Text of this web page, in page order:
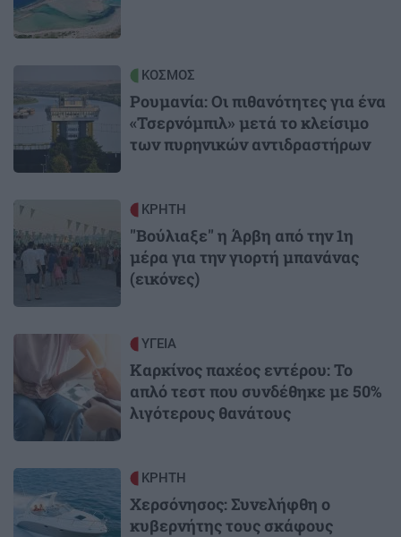
ΚΟΣΜΟΣ
Ρουμανία: Οι πιθανότητες για ένα
«Τσερνόμπιλ» μετά το κλείσιμο
των πυρηνικών αντιδραστήρων
Image ΚΡΗΤΗ
"Βούλιαξε" η Άρβη από την 1η
μέρα για την γιορτή μπανάνας
(εικόνες)
ΥΓΕΙΑ
Καρκίνος παχέος εντέρου: Το
απλό τεστ που συνδέθηκε με 50%
λιγότερους θανάτους
ΚΡΗΤΗ
Χερσόνησος: Συνελήφθη ο
κυβερνήτης τους σκάφους